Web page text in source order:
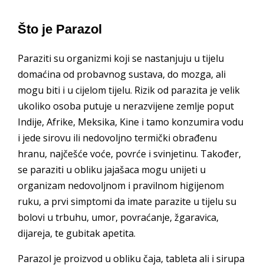
Što je Parazol
Paraziti su organizmi koji se nastanjuju u tijelu
domaćina od probavnog sustava, do mozga, ali
mogu biti i u cijelom tijelu. Rizik od parazita je velik
ukoliko osoba putuje u nerazvijene zemlje poput
Indije, Afrike, Meksika, Kine i tamo konzumira vodu
i jede sirovu ili nedovoljno termički obrađenu
hranu, najčešće voće, povrće i svinjetinu. Također,
se paraziti u obliku jajašaca mogu unijeti u
organizam nedovoljnom i pravilnom higijenom
ruku, a prvi simptomi da imate parazite u tijelu su
bolovi u trbuhu, umor, povraćanje, žgaravica,
dijareja, te gubitak apetita.
Parazol je proizvod u obliku čaja, tableta ali i sirupa